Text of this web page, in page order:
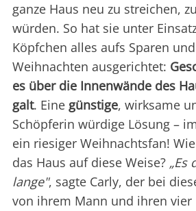
ganze Haus neu zu streichen,
würden. So hat sie unter
Köpfchen alles aufs Sparen
Weihnachten ausgerichtet:
es über die Innenwände des
galt. Eine günstige, wirksame
Schöpferin würdige Lösung –
ein riesiger Weihnachtsfan!
das Haus auf diese Weise? „Es
lange", sagte Carly, der bei
von ihrem Mann und ihren vier